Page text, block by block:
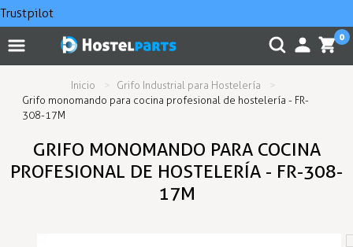
Trustpilot
0
Inicio
Grifo Industrial para Hostelería
Grifo monomando para cocina profesional de hostelería - FR-
308-17M
GRIFO MONOMANDO PARA COCINA
PROFESIONAL DE HOSTELERÍA - FR-308-
17M